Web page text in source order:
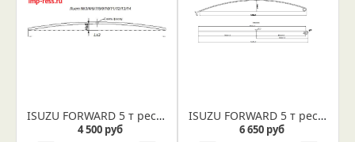
ISUZU FORWARD 5 т рессора задняя лист № 5 (Арт. IR 07-05-05)
4 500 руб
ISUZU FORWARD 5 т рессора задняя лист № 1 в сборе (Арт. IR 07-05-01в)
6 650 руб